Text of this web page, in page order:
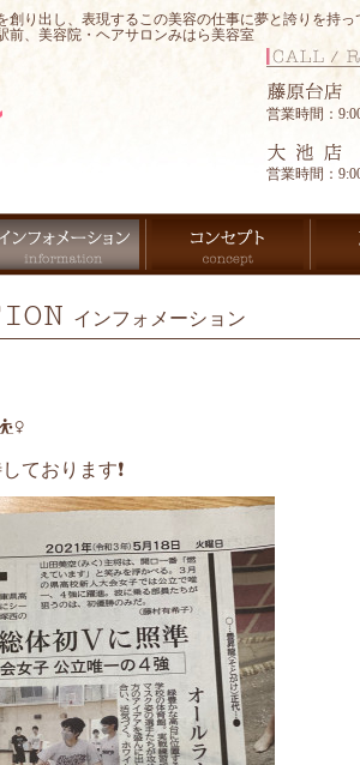
創り出し、表現するこの美容の仕事に夢と誇りを持
前、美容院・ヘアサロンみはら美容室
営業時間：
営業時間：
インフォメーション
ております❗️